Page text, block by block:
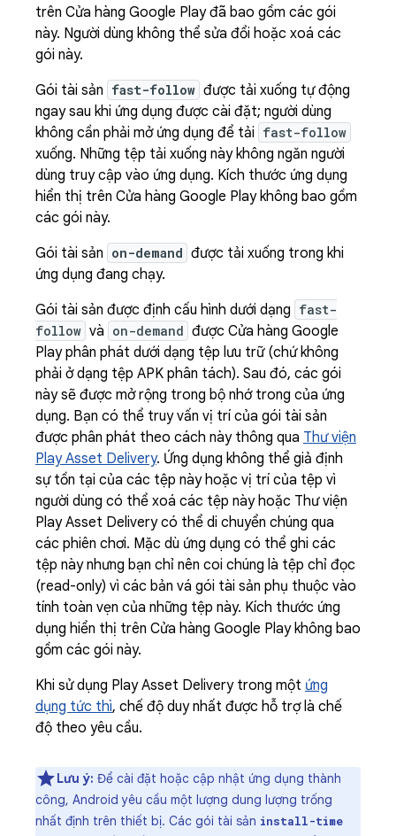
trên Cửa hàng Google Play đã bao gồm các gói
này. Người dùng không thể sửa đổi hoặc xoá các
gói này.
Gói tài sản fast-follow được tải xuống tự động
ngay sau khi ứng dụng được cài đặt; người dùng
không cần phải mở ứng dụng để tải fast-follow
xuống. Những tệp tải xuống này không ngăn người
dùng truy cập vào ứng dụng. Kích thước ứng dụng
hiển thị trên Cửa hàng Google Play không bao gồm
các gói này.
Gói tài sản on-demand được tải xuống trong khi
ứng dụng đang chạy.
Gói tài sản được định cấu hình dưới dạng fast-
follow và on-demand được Cửa hàng Google
Play phân phát dưới dạng tệp lưu trữ (chứ không
phải ở dạng tệp APK phân tách). Sau đó, các gói
này sẽ được mở rộng trong bộ nhớ trong của ứng
dụng. Bạn có thể truy vấn vị trí của gói tài sản
được phân phát theo cách này thông qua Thư viện
Play Asset Delivery. Ứng dụng không thể giả định
sự tồn tại của các tệp này hoặc vị trí của tệp vì
người dùng có thể xoá các tệp này hoặc Thư viện
Play Asset Delivery có thể di chuyển chúng qua
các phiên chơi. Mặc dù ứng dụng có thể ghi các
tệp này nhưng bạn chỉ nên coi chúng là tệp chỉ đọc
(read-only) vì các bản vá gói tài sản phụ thuộc vào
tính toàn vẹn của những tệp này. Kích thước ứng
dụng hiển thị trên Cửa hàng Google Play không bao
gồm các gói này.
Khi sử dụng Play Asset Delivery trong một ứng
dụng tức thì, chế độ duy nhất được hỗ trợ là chế
độ theo yêu cầu.
Lưu ý: Để cài đặt hoặc cập nhật ứng dụng thành
công, Android yêu cầu một lượng dung lượng trống
nhất định trên thiết bị. Các gói tài sản install-time